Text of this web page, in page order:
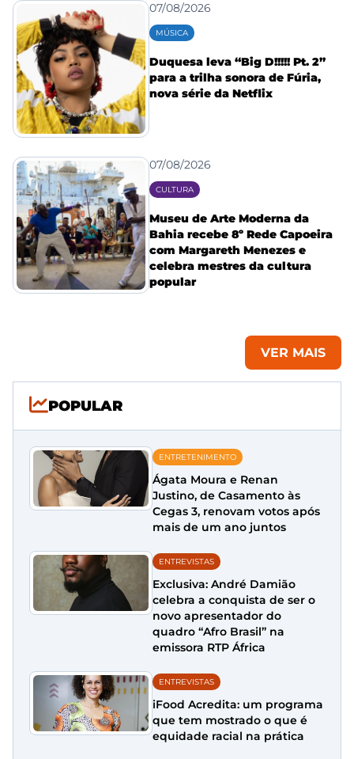
07/08/2026
MÚSICA
Duquesa leva “Big D!!!!! Pt. 2”
para a trilha sonora de Fúria,
nova série da Netflix
07/08/2026
CULTURA
Museu de Arte Moderna da
Bahia recebe 8º Rede Capoeira
com Margareth Menezes e
celebra mestres da cultura
popular
VER MAIS
POPULAR
ENTRETENIMENTO
Ágata Moura e Renan
Justino, de Casamento às
Cegas 3, renovam votos após
mais de um ano juntos
ENTREVISTAS
Exclusiva: André Damião
celebra a conquista de ser o
novo apresentador do
quadro “Afro Brasil” na
emissora RTP África
ENTREVISTAS
iFood Acredita: um programa
que tem mostrado o que é
equidade racial na prática